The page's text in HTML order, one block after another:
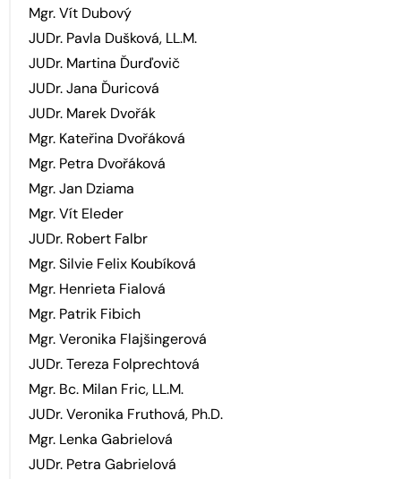
Mgr. Vít Dubový
JUDr. Pavla Dušková, LL.M.
JUDr. Martina Ďurďovič
JUDr. Jana Ďuricová
JUDr. Marek Dvořák
Mgr. Kateřina Dvořáková
Mgr. Petra Dvořáková
Mgr. Jan Dziama
Mgr. Vít Eleder
JUDr. Robert Falbr
Mgr. Silvie Felix Koubíková
Mgr. Henrieta Fialová
Mgr. Patrik Fibich
Mgr. Veronika Flajšingerová
JUDr. Tereza Folprechtová
Mgr. Bc. Milan Fric, LL.M.
JUDr. Veronika Fruthová, Ph.D.
Mgr. Lenka Gabrielová
JUDr. Petra Gabrielová